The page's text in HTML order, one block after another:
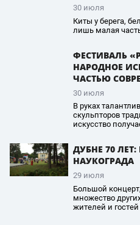
30 июля
Киты у берега,
лишь малая
ФЕСТИВАЛЬ
НАРОДНОЕ
ЧАСТЬЮ
30 июля
В руках
скульпторов
искусство
ДУБНЕ 70
НАУКОГРАДА
29 июля
Большой
множество
жителей и гостей